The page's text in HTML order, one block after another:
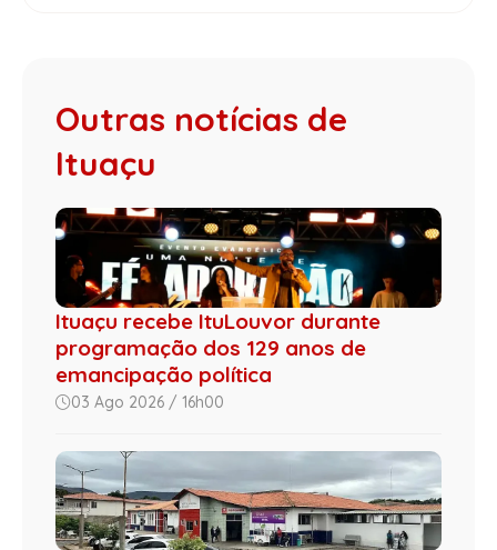
Outras notícias de
Ituaçu
Ituaçu recebe ItuLouvor durante
programação dos 129 anos de
emancipação política
03 Ago 2026 / 16h00